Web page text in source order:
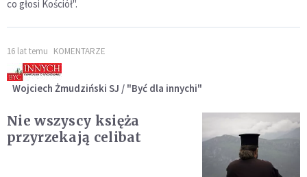
co głosi Kościół".
16 lat temu KOMENTARZE
Wojciech Żmudziński SJ / "Być dla innychi"
Nie wszyscy księża
przyrzekają celibat